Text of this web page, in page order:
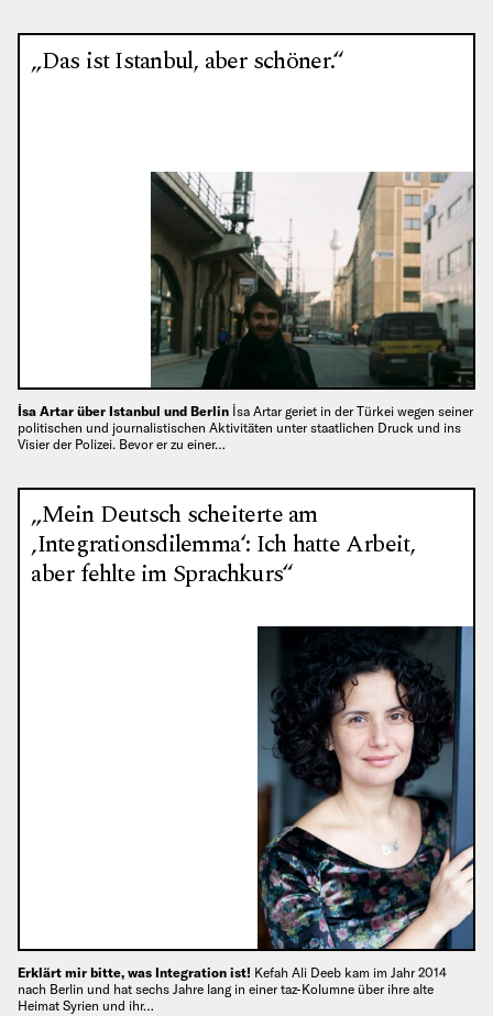
„Das ist Istanbul, aber schöner.“
İsa Artar über Istanbul und Berlin İsa Artar geriet in der Türkei wegen seiner
politischen und journalistischen Aktivitäten unter staatlichen Druck und ins
Visier der Polizei. Bevor er zu einer…
„Mein Deutsch scheiterte am
‚Integrationsdilemma‘: Ich hatte Arbeit,
aber fehlte im Sprachkurs“
Erklärt mir bitte, was Integration ist! Kefah Ali Deeb kam im Jahr 2014
nach Berlin und hat sechs Jahre lang in einer taz-Kolumne über ihre alte
Heimat Syrien und ihr…